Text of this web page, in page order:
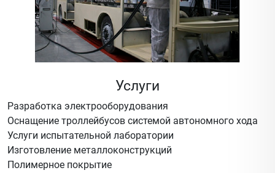
Услуги
Разработка электрооборудования
Оснащение троллейбусов системой автономного хода
Услуги испытательной лаборатории
Изготовление металлоконструкций
Полимерное покрытие